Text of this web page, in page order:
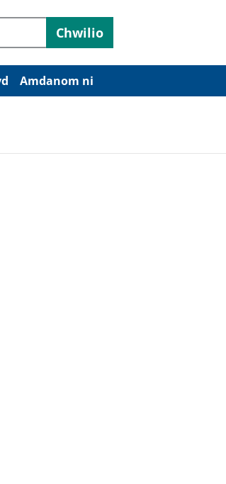
Chwilio
Amdanom ni